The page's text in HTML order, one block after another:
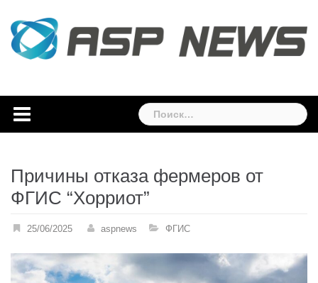
content
Найти:
Причины отказа фермеров от
ФГИС “Хорриот”
25/06/2025 aspnews ФГИС